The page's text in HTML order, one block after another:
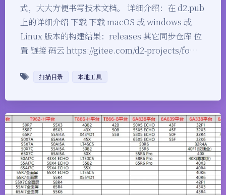
式，大大方便书写技术文档。 详细介绍：在 d2.pub
上的详细介绍 下载 下载 macOS 或 windows 或
Linux 版本的构建结果：releases 其它同步仓库 位
置 链接 码云 https://gitee.com/d2-projects/fo…
扫描目录 本地工具